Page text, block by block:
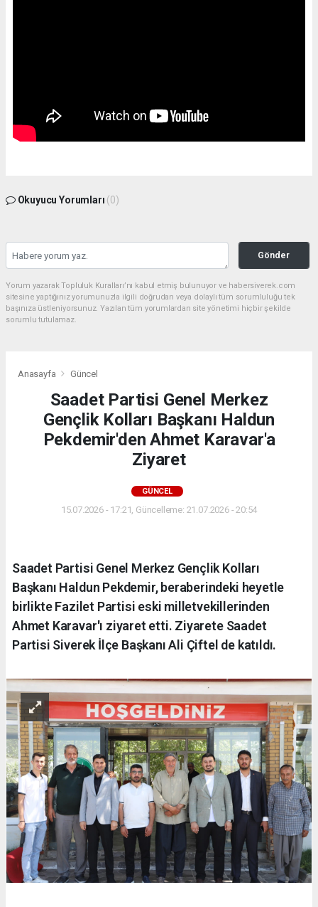
Okuyucu Yorumları (0)
Gönder
Yorum yazarak Topluluk Kuralları’nı kabul etmiş bulunuyor ve habersiverek.com
sitesine yaptığınız yorumunuzla ilgili doğrudan veya dolaylı tüm sorumluluğu tek
başınıza üstleniyorsunuz. Yazılan tüm yorumlardan site yönetimi hiçbir şekilde
sorumlu tutulamaz.
Anasayfa Güncel
Saadet Partisi Genel Merkez
Gençlik Kolları Başkanı Haldun
Pekdemir'den Ahmet Karavar'a
Ziyaret
GÜNCEL
15.07.2026 - 17:21, Güncelleme: 21.07.2026 - 20:54
Saadet Partisi Genel Merkez Gençlik Kolları
Başkanı Haldun Pekdemir, beraberindeki heyetle
birlikte Fazilet Partisi eski milletvekillerinden
Ahmet Karavar'ı ziyaret etti. Ziyarete Saadet
Partisi Siverek İlçe Başkanı Ali Çiftel de katıldı.